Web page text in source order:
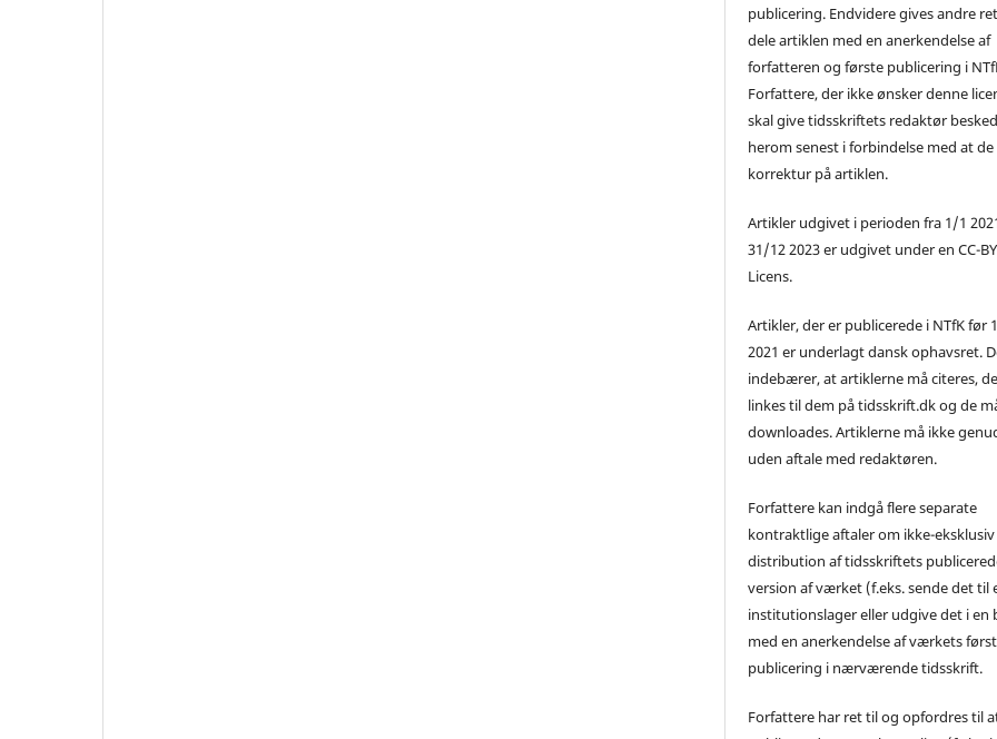
publicering. Endvidere gives andre
dele artiklen med en anerkendelse af
forfatteren og første publicering i
Forfattere, der ikke ønsker denne
skal give tidsskriftets redaktør besked
herom senest i forbindelse med at
korrektur på artiklen.
Artikler udgivet i perioden fra 1/1
31/12 2023 er udgivet under en CC-
Licens.
Artikler, der er publicerede i NTfK før
2021 er underlagt dansk ophavsret.
indebærer, at artiklerne må citeres,
linkes til dem på tidsskrift.dk og de
downloades. Artiklerne må ikke
uden aftale med redaktøren.
Forfattere kan indgå flere separate
kontraktlige aftaler om ikke-eksklusiv
distribution af tidsskriftets
version af værket (f.eks. sende det til
institutionslager eller udgive det i en
med en anerkendelse af værkets
publicering i nærværende tidsskrift.
Forfattere har ret til og opfordres til